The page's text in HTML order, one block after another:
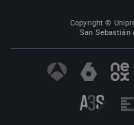
Copyright ©
San Sebastián